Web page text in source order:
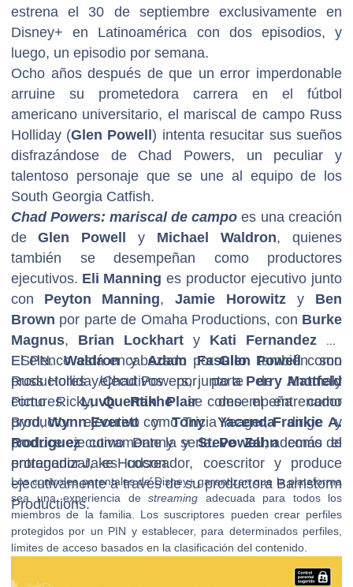
estrena el 30 de septiembre exclusivamente en
Disney+ en Latinoamérica con dos episodios, y
luego, un episodio por semana.
Ocho años después de que un error imperdonable
arruine su prometedora carrera en el fútbol
americano universitario, el mariscal de campo Russ
Holliday (Glen Powell) intenta resucitar sus sueños
disfrazándose de Chad Powers, un peculiar y
talentoso personaje que se une al equipo de los
South Georgia Catfish.
Chad Powers: mariscal de campo es una creación
de Glen Powell y Michael Waldron, quienes
también se desempeñan como productores
ejecutivos. Eli Manning es productor ejecutivo junto
con Peyton Manning, Jamie Horowitz y Ben
Brown por parte de Omaha Productions, con Burke
Magnus, Brian Lockhart y Kati Fernandez de
ESPN.WaldronyAdam Fasullotambién son
productores ejecutivos por parte de Anomaly
Pictures.Luvh Rakhese desempeña como
productor ejecutivo yTony Yacendadirige y
produce ejecutivamente la serie.Powell, además de
protagonizar, es cocreador, coescritor y produce
ejecutivamente a través de su productora Barnstorm
Productions.
El elenco está encabezado porGlen Powellcomo
Russ Holliday/Chad Powers, junto a Perry Mattfeld
como Ricky,Quentin Plaircomo el entrenador
Byrd,Wynn Everettcomo Tricia Yeager,Frankie A.
Rodriguezcomo Danny ySteve Zahncomo el
entrenador Jake Hudson.
Los controles parentales de Disney+ garantizan que la plataforma
sea una experiencia de streaming adecuada para todos los
miembros de la familia. Los suscriptores pueden crear perfiles
protegidos por un PIN y establecer, para determinados perfiles,
límites de acceso basados en la clasificación del contenido.